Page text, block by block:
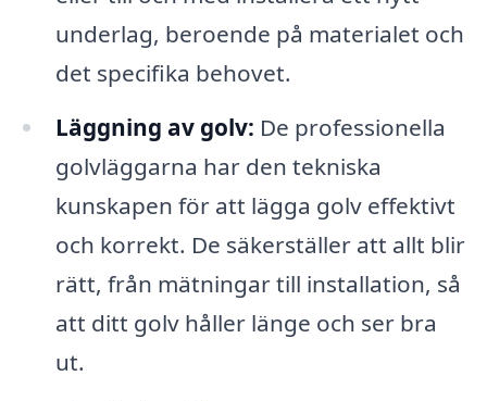
underlag, beroende på materialet och
det specifika behovet.
Läggning av golv: De professionella
golvläggarna har den tekniska
kunskapen för att lägga golv effektivt
och korrekt. De säkerställer att allt blir
rätt, från mätningar till installation, så
att ditt golv håller länge och ser bra
ut.